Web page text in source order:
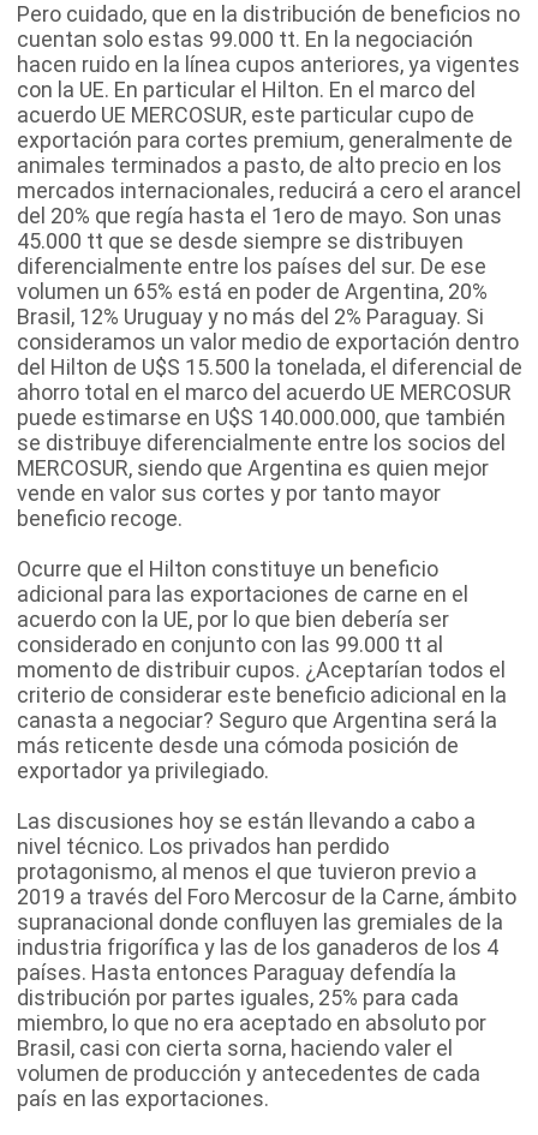
Pero cuidado, que en la distribución de beneficios no
cuentan solo estas 99.000 tt. En la negociación
hacen ruido en la línea cupos anteriores, ya vigentes
con la UE. En particular el Hilton. En el marco del
acuerdo UE MERCOSUR, este particular cupo de
exportación para cortes premium, generalmente de
animales terminados a pasto, de alto precio en los
mercados internacionales, reducirá a cero el arancel
del 20% que regía hasta el 1ero de mayo. Son unas
45.000 tt que se desde siempre se distribuyen
diferencialmente entre los países del sur. De ese
volumen un 65% está en poder de Argentina, 20%
Brasil, 12% Uruguay y no más del 2% Paraguay. Si
consideramos un valor medio de exportación dentro
del Hilton de U$S 15.500 la tonelada, el diferencial de
ahorro total en el marco del acuerdo UE MERCOSUR
puede estimarse en U$S 140.000.000, que también
se distribuye diferencialmente entre los socios del
MERCOSUR, siendo que Argentina es quien mejor
vende en valor sus cortes y por tanto mayor
beneficio recoge.
Ocurre que el Hilton constituye un beneficio
adicional para las exportaciones de carne en el
acuerdo con la UE, por lo que bien debería ser
considerado en conjunto con las 99.000 tt al
momento de distribuir cupos. ¿Aceptarían todos el
criterio de considerar este beneficio adicional en la
canasta a negociar? Seguro que Argentina será la
más reticente desde una cómoda posición de
exportador ya privilegiado.
Las discusiones hoy se están llevando a cabo a
nivel técnico. Los privados han perdido
protagonismo, al menos el que tuvieron previo a
2019 a través del Foro Mercosur de la Carne, ámbito
supranacional donde confluyen las gremiales de la
industria frigorífica y las de los ganaderos de los 4
países. Hasta entonces Paraguay defendía la
distribución por partes iguales, 25% para cada
miembro, lo que no era aceptado en absoluto por
Brasil, casi con cierta sorna, haciendo valer el
volumen de producción y antecedentes de cada
país en las exportaciones.